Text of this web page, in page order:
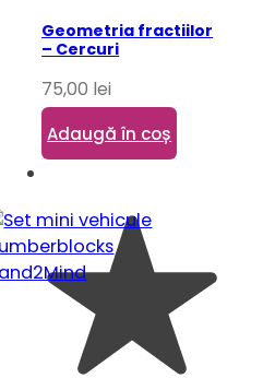
Geometria fractiilor
– Cercuri
75,00 lei
Adaugă în coș